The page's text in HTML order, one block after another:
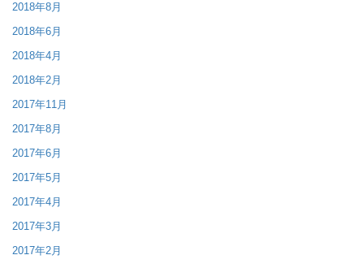
2018年8月
2018年6月
2018年4月
2018年2月
2017年11月
2017年8月
2017年6月
2017年5月
2017年4月
2017年3月
2017年2月